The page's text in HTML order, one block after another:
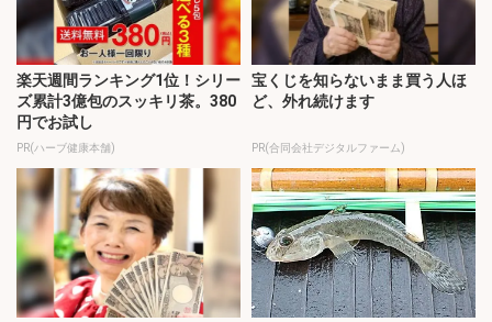
楽天週間ランキング1位！シリー
ズ累計3億包のスッキリ茶。380
円でお試し
PR(ハーブ健康本舗)
宝くじを知らないまま買う人ほ
ど、外れ続けます
PR(合同会社デジタルファーム)